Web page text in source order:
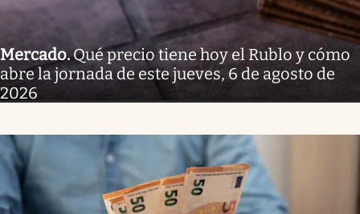
Mercado.Qué precio tiene hoy el Rublo y cómo
abre la jornada de este jueves, 6 de agosto de
2026